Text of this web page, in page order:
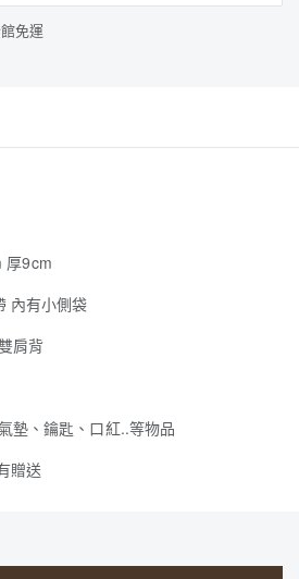
免運
厚9cm
內有小側袋
肩背
墊、鑰匙、口紅..等物品
贈送